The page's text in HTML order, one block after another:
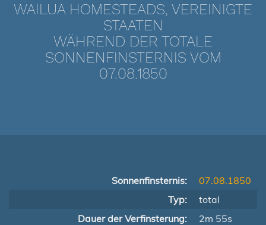
WAILUA HOMESTEADS, VEREINIGTE
STAATEN
WÄHREND DER TOTALE
SONNENFINSTERNIS VOM
07.08.1850
Sonnenfinsternis:
07.08.1850
Typ:
total
Dauer der Verfinsterung:
2m 55s